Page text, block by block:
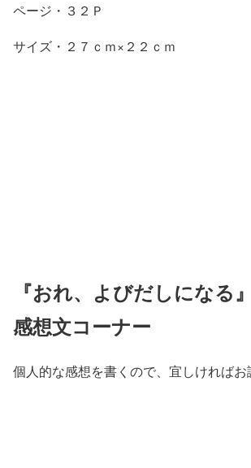
ページ・３２Ｐ
サイズ・２７ｃｍ×２２ｃｍ
『おれ、よびだしになる
感想文コーナー
個人的な感想を書くので、宜しければお